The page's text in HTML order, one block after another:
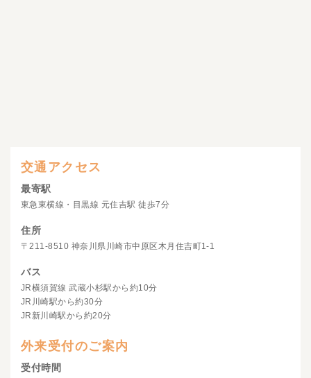
交通アクセス
最寄駅
東急東横線・目黒線 元住吉駅 徒歩7分
住所
〒211-8510 神奈川県川崎市中原区木月住吉町1-1
バス
JR横須賀線 武蔵小杉駅から約10分
JR川崎駅から約30分
JR新川崎駅から約20分
外来受付のご案内
受付時間